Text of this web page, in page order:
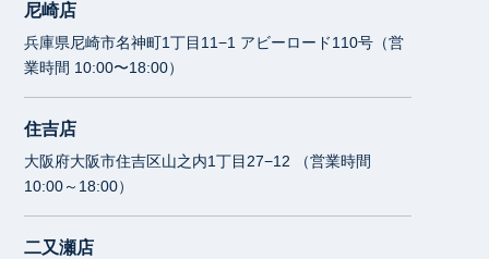
尼崎店
兵庫県尼崎市名神町1丁目11−1 アビーロード110号（営
業時間 10:00〜18:00）
住吉店
大阪府大阪市住吉区山之内1丁目27−12 （営業時間
10:00～18:00）
二又瀬店